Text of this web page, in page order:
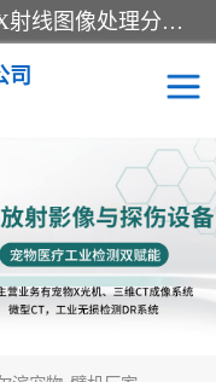
佳信电子是专门从事研发和销售X射线图像处理分析和X射线设备的高端技术公司，先进的图像处理技术帮助用户更加准确的判断图像，为科研和检测提供可靠保证，现有产品包括电力GIS探伤X射线检测系统，电力耐张线夹探伤X射线检测系统，便携式X射线，兽用图像的增强软件工具包，工业和兽用便携式DR，实验室CT，桌面CT等。
司
探伤仪GIS探伤仪
点射线源